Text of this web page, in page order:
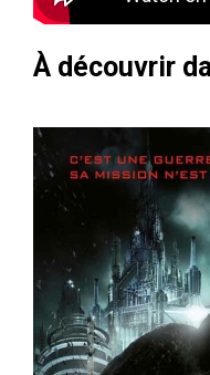
À découvrir